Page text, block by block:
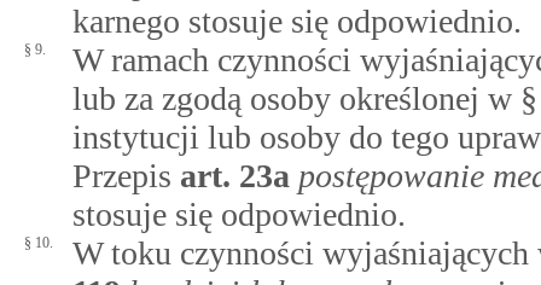
karnego stosuje się odpowiednio.
§ 9.
W ramach czynności
lub za zgodą osoby określonej w
instytucji lub osoby do tego
Przepis art. 23a postępowanie
stosuje się odpowiednio.
§ 10.
W toku czynności